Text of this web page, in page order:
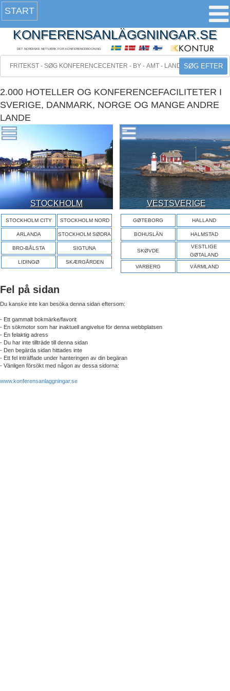
START
KONFERENSANLÄGGNINGAR.SE
DET NORDISKE NETVÆRK FOR KONFERENCEBOOKING
SØG EFTER
2.000 HOTELLER OG KONFERENCEFACILITETER I
SVERIGE, DANMARK, NORGE OG MANGE ANDRE
LANDE
STOCKHOLM
STOCKHOLM CITY STOCKHOLM NORD
ARLANDA STOCKHOLM SØDRA
BRO-BÅLSTA SIGTUNA
LIDINGØ SKÆRGÅRDEN
VESTSVERIGE
GØTEBORG HALLAND
BOHUSLÄN HALMSTAD
SKØVDE
VESTLIGE
GØTALAND
VARBERG VÄRMLAND
Fel på sidan
Du kanske inte kan besöka denna sidan eftersom:
- Ett gammalt bokmärke/favorit
- En sökmotor som har inaktuell angivelse för denna webbplatsen
- En felaktig adress
- Du har inte tillträde till denna sidan
- Den begärda sidan hittades inte
- Ett fel inträffade under hanteringen av din begäran
- Vänligen försökt med någon av dessa sidorna:
www.konferensanlaggningar.se